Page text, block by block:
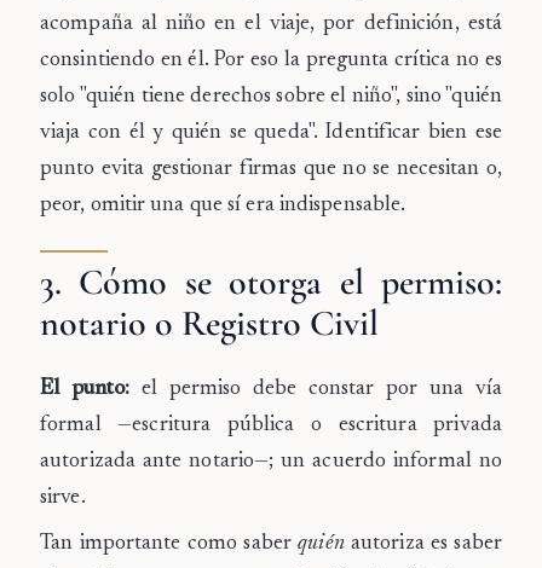
acompaña al niño en el viaje, por definición, está
consintiendo en él. Por eso la pregunta crítica no es
solo "quién tiene derechos sobre el niño", sino "quién
viaja con él y quién se queda". Identificar bien ese
punto evita gestionar firmas que no se necesitan o,
peor, omitir una que sí era indispensable.
3. Cómo se otorga el permiso:
notario o Registro Civil
El punto: el permiso debe constar por una vía
formal —escritura pública o escritura privada
autorizada ante notario—; un acuerdo informal no
sirve.
Tan importante como saberquiénautoriza es saber